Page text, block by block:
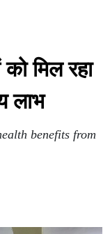
मिल रहा
लाभ
benefits from